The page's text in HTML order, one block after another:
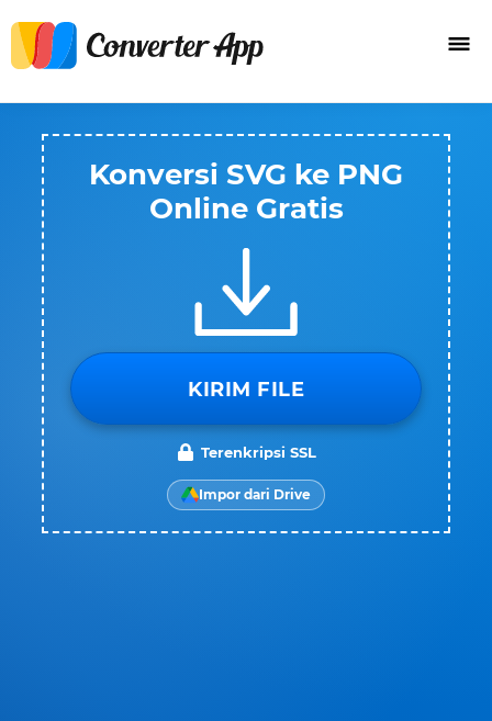
Konversi SVG ke PNG
Online Gratis
KIRIM FILE
Terenkripsi SSL
Impor dari Drive